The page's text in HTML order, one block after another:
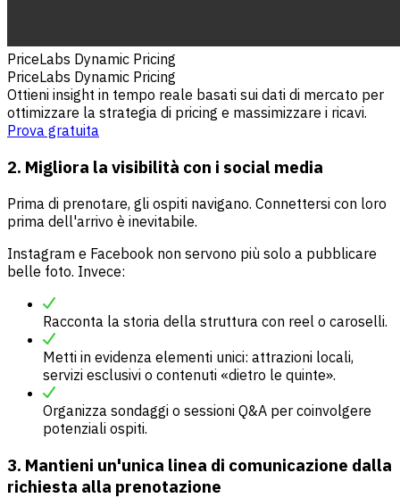
PriceLabs Dynamic Pricing
PriceLabs Dynamic Pricing
Ottieni insight in tempo reale basati sui dati di mercato per
ottimizzare la strategia di pricing e massimizzare i ricavi.
Prova gratuita
2. Migliora la visibilità con i social media
Prima di prenotare, gli ospiti navigano. Connettersi con loro
prima dell'arrivo è inevitabile.
Instagram e Facebook non servono più solo a pubblicare
belle foto. Invece:
Racconta la storia della struttura con reel o caroselli.
Metti in evidenza elementi unici: attrazioni locali,
servizi esclusivi o contenuti «dietro le quinte».
Organizza sondaggi o sessioni Q&A per coinvolgere
potenziali ospiti.
3. Mantieni un'unica linea di comunicazione dalla
richiesta alla prenotazione